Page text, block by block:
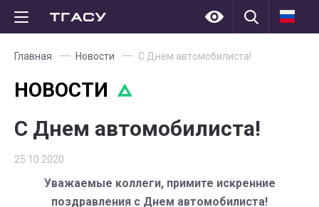
Главная Новости С Днем автомобилиста!
НОВОСТИ
С Днем автомобилиста!
25.10.2020
Уважаемые коллеги, примите искренние
поздравления с Днем автомобилиста!